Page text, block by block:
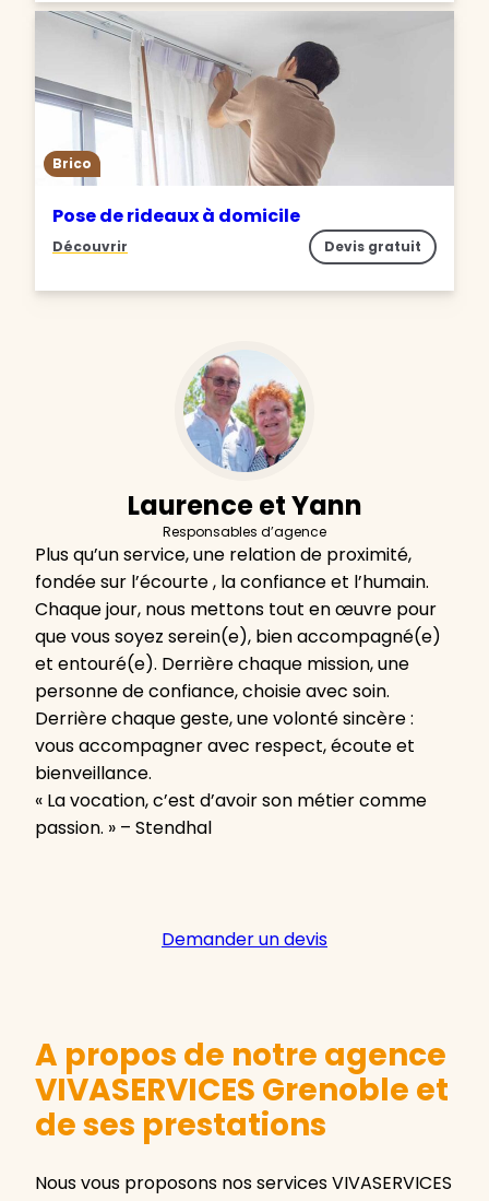
Brico
Pose de rideaux à domicile
Découvrir Devis gratuit
Laurence et Yann
Responsables d’agence
Plus qu’un service, une relation de proximité,
fondée sur l’écourte , la confiance et l’humain.
Chaque jour, nous mettons tout en œuvre pour
que vous soyez serein(e), bien accompagné(e)
et entouré(e). Derrière chaque mission, une
personne de confiance, choisie avec soin.
Derrière chaque geste, une volonté sincère :
vous accompagner avec respect, écoute et
bienveillance.
« La vocation, c’est d’avoir son métier comme
passion. » – Stendhal
Demander un devis
A propos de notre agence
VIVASERVICES Grenoble et
de ses prestations
Nous vous proposons nos services VIVASERVICES